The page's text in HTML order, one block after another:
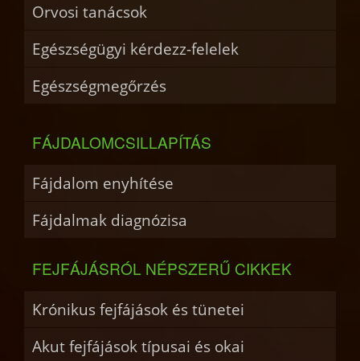
Orvosi tanácsok
Egészségügyi kérdezz-felelek
Egészségmegőrzés
FÁJDALOMCSILLAPÍTÁS
Fájdalom enyhítése
Fájdalmak diagnózisa
FEJFÁJÁSRÓL NÉPSZERŰ CIKKEK
Krónikus fejfájások és tünetei
Akut fejfájások típusai és okai